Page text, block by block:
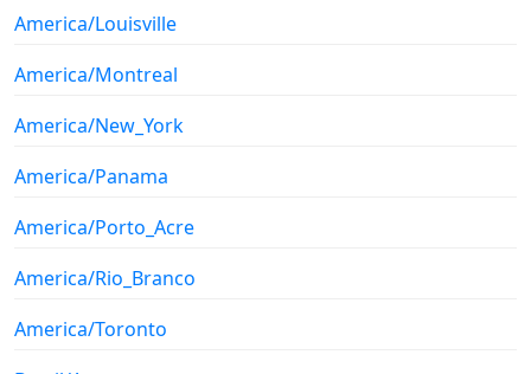
America/Louisville
America/Montreal
America/New_York
America/Panama
America/Porto_Acre
America/Rio_Branco
America/Toronto